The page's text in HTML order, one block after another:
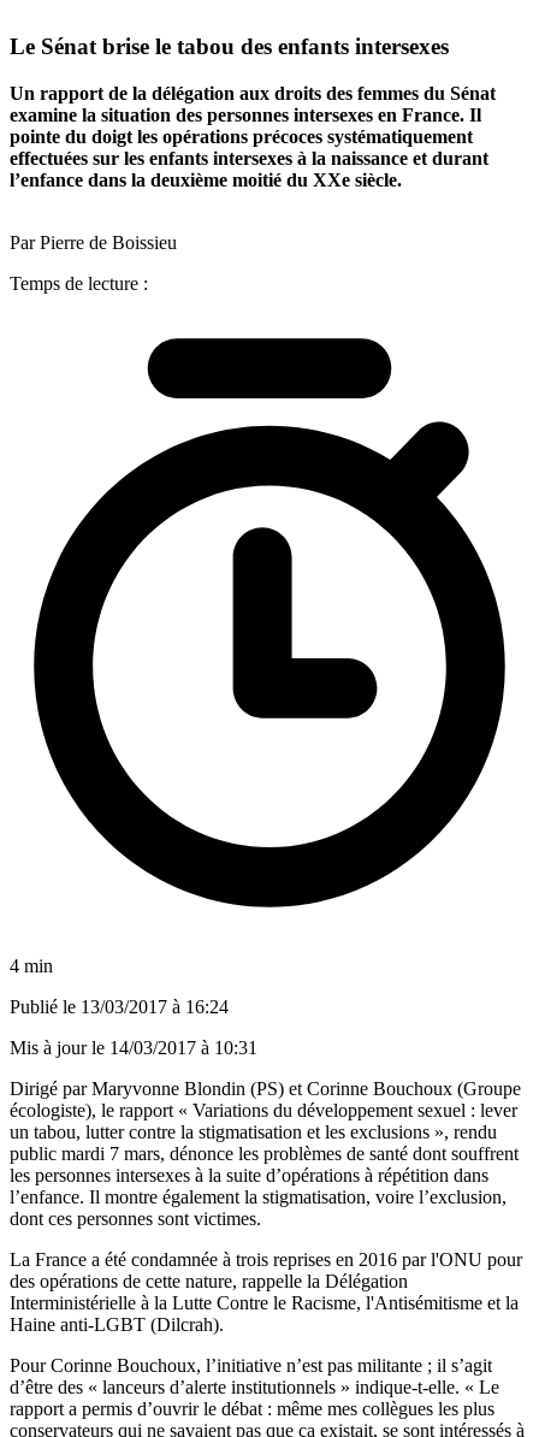
Le Sénat brise le tabou des enfants intersexes
Un rapport de la délégation aux droits des femmes du Sénat
examine la situation des personnes intersexes en France. Il
pointe du doigt les opérations précoces systématiquement
effectuées sur les enfants intersexes à la naissance et durant
l’enfance dans la deuxième moitié du XXe siècle.
Par Pierre de Boissieu
Temps de lecture :
4 min
Publié le 13/03/2017 à 16:24
Mis à jour le 14/03/2017 à 10:31
Dirigé parMaryvonne Blondin (PS) et Corinne Bouchoux (Groupe
écologiste), le rapport « Variations du développement sexuel : lever
un tabou, lutter contre la stigmatisation et les exclusions », rendu
public mardi 7 mars, dénonce les problèmes de santé dont souffrent
les personnes intersexes à la suite d’opérations à répétition dans
l’enfance. Il montre également la stigmatisation, voire l’exclusion,
dont ces personnes sont victimes.
La France a été condamnée à trois reprises en 2016 par l'ONU pour
des opérations de cette nature, rappelle la Délégation
Interministérielle à la Lutte Contre le Racisme, l'Antisémitisme et la
Haine anti-LGBT (Dilcrah).
Pour Corinne Bouchoux, l’initiative n’est pas militante ; il s’agit
d’être des « lanceurs d’alerte institutionnels » indique-t-elle. « Le
rapport a permis d’ouvrir le débat : même mes collègues les plus
conservateurs qui ne savaient pas que ça existait, se sont intéressés à